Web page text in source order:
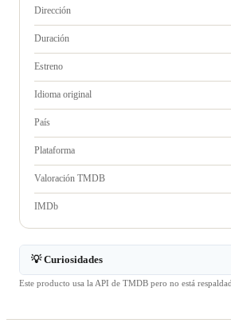
Dirección
Duración
Estreno
Idioma original
País
Plataforma
Valoración TMDB
IMDb
💡 Curiosidades
Este producto usa la API de TMDB pero no está